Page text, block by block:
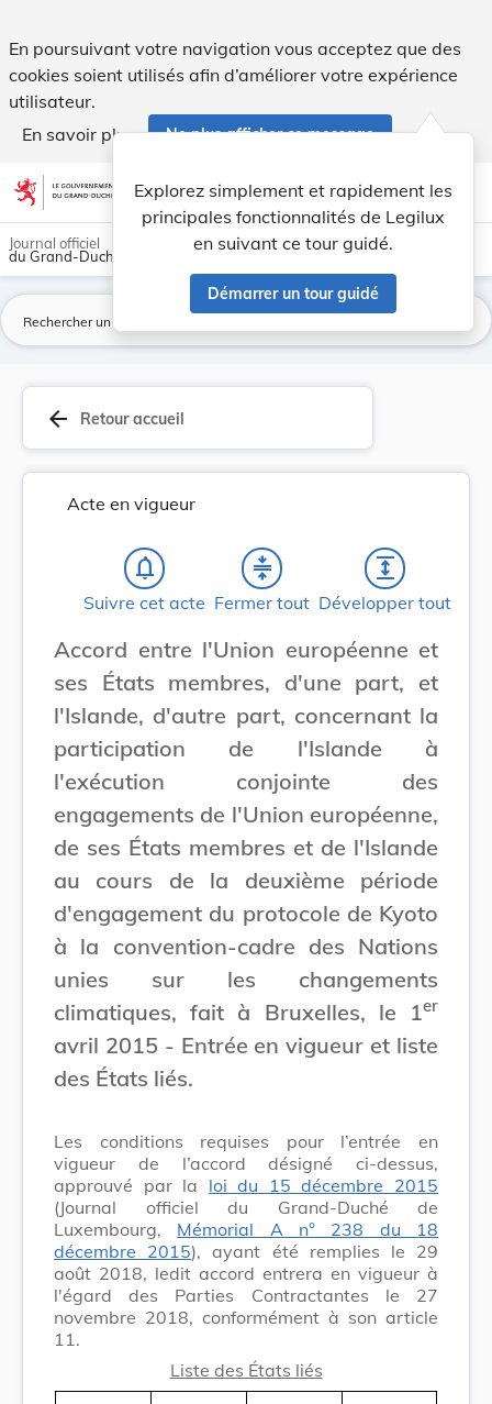
En poursuivant votre navigation vous acceptez que des
cookies soient utilisés afin d’améliorer votre expérience
utilisateur.
En savoir plus
Ne plus afficher ce message
Aller au contenu account_circle help Aide
Explorez simplement et rapidement les
principales fonctionnalités de Legilux
en suivant ce tour guidé.
Démarrer un tour guidé
light_mode dark_mode
Journal officiel
du Grand-Duché de Luxembourg
arrow_back Retour accueil
Acte en vigueur
notifications_none
Suivre cet acte
compress
Fermer tout
expand
Développer tout
Accord entre l'Union européenne et
ses États membres, d'une part, et
l'Islande, d'autre part, concernant la
participation de l'Islande à
l'exécution conjointe des
engagements de l'Union européenne,
de ses États membres et de l'Islande
au cours de la deuxième période
d'engagement du protocole de Kyoto
à la convention-cadre des Nations
unies sur les changements
climatiques, fait à Bruxelles, le 1er
avril 2015 - Entrée en vigueur et liste
des États liés.
Les conditions requises pour l’entrée en
vigueur de l’accord désigné ci-dessus,
approuvé par la loi du 15 décembre 2015
(Journal officiel du Grand-Duché de
Luxembourg, Mémorial A n° 238 du 18
décembre 2015), ayant été remplies le 29
août 2018, ledit accord entrera en vigueur à
l'égard des Parties Contractantes le 27
novembre 2018, conformément à son article
11.
Liste des États liés